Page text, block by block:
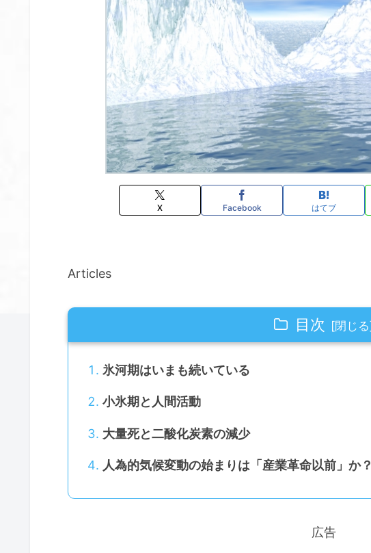
X Facebook はてブ
Articles
目次
氷河期はいまも続いている
小氷期と人間活動
大量死と二酸化炭素の減少
人為的気候変動の始まりは「産業革命以前」か？
広告